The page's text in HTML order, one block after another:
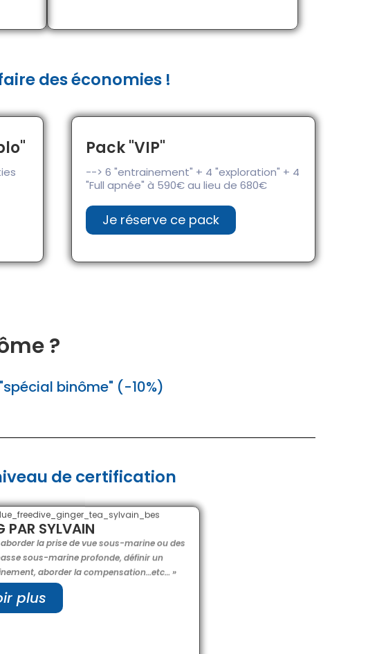
des économies !
Pack "VIP"
--> 6 "entrainement" + 4 "exploration" + 4
"Full apnée" à 590€ au lieu de 680€
Je réserve ce pack
?
binôme" (-10%)
de certification
PAR SYLVAIN
la prise de vue sous-marine ou des
sous-marine profonde, définir un
aborder la compensation…etc… »
plus